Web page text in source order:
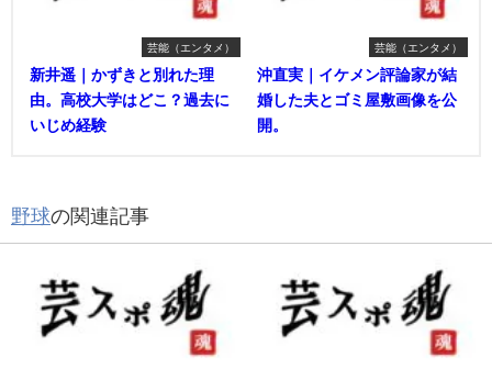
芸能（エンタメ）
新井遥｜かずきと別れた理
由。高校大学はどこ？過去に
いじめ経験
芸能（エンタメ）
沖直実｜イケメン評論家が結
婚した夫とゴミ屋敷画像を公
開。
野球の関連記事